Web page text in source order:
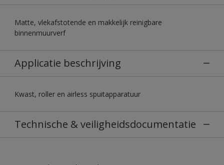
Matte, vlekafstotende en makkelijk reinigbare
binnenmuurverf
Applicatie beschrijving
Kwast, roller en airless spuitapparatuur
Technische & veiligheidsdocumentatie